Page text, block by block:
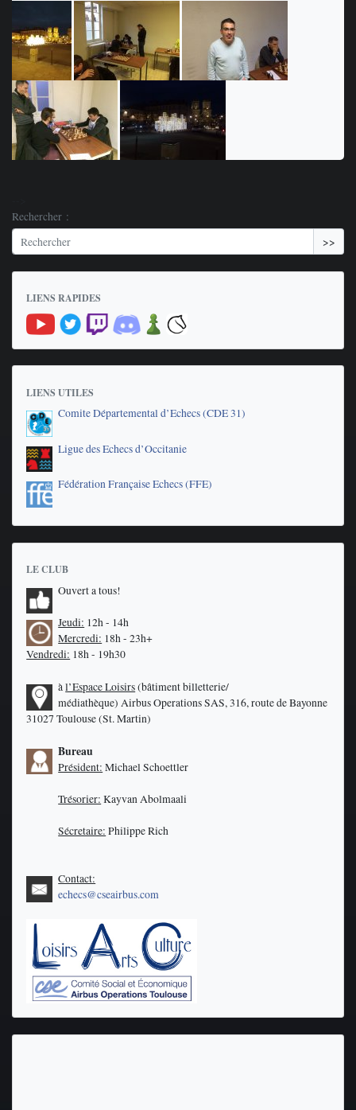
Rechercher :
>>
LIENS RAPIDES
LIENS UTILES
Comite Départemental d’Echecs (CDE 31)
Ligue des Echecs d’Occitanie
Fédération Française Echecs (FFE)
LE CLUB
Ouvert a tous!
Jeudi: 12h - 14h
Mercredi: 18h - 23h+
Vendredi: 18h - 19h30
àl’Espace Loisirs(bâtiment billetterie/
médiathèque)Airbus Operations SAS, 316, route de Bayonne
31027 Toulouse (St. Martin)
Bureau
Président: Michael Schoettler
Trésorier: Kayvan Abolmaali
Sécretaire: Philippe Rich
Contact:
echecs@cseairbus.com